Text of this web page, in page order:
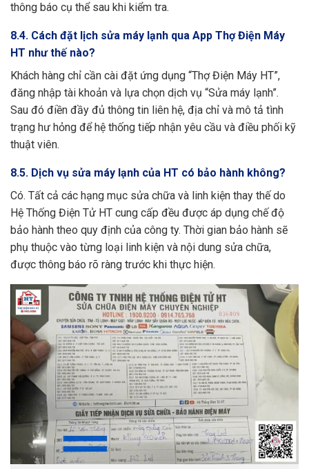
thông báo cụ thể sau khi kiểm tra.
8.4. Cách đặt lịch sửa máy lạnh qua App Thợ Điện Máy
HT như thế nào?
Khách hàng chỉ cần cài đặt ứng dụng “Thợ Điện Máy HT”,
đăng nhập tài khoản và lựa chọn dịch vụ “Sửa máy lạnh”.
Sau đó điền đầy đủ thông tin liên hệ, địa chỉ và mô tả tình
trạng hư hỏng để hệ thống tiếp nhận yêu cầu và điều phối kỹ
thuật viên.
8.5. Dịch vụ sửa máy lạnh của HT có bảo hành không?
Có. Tất cả các hạng mục sửa chữa và linh kiện thay thế do
Hệ Thống Điện Tử HT cung cấp đều được áp dụng chế độ
bảo hành theo quy định của công ty. Thời gian bảo hành sẽ
phụ thuộc vào từng loại linh kiện và nội dung sửa chữa,
được thông báo rõ ràng trước khi thực hiện.